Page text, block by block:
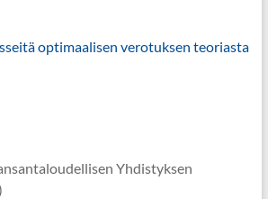
optimaalisen verotuksen teoriasta
Yhdistyksen